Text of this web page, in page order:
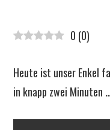
0 (0)
Heute ist unser Enkel
in knapp zwei Minuten …